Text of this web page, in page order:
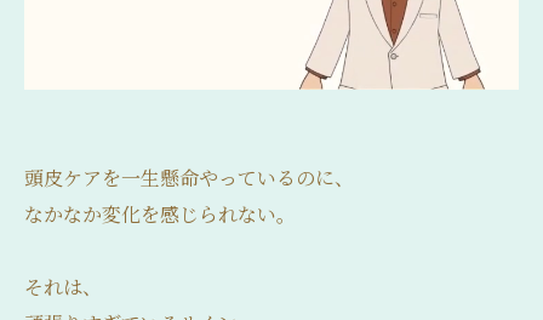
頭皮ケアを一生懸命やっているのに、
なかなか変化を感じられない。
それは、